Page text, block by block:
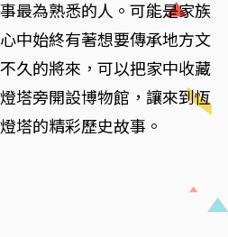
最為熟悉的人。可能是家族
中始終有著想要傳承地方文
久的將來，可以把家中收藏
塔旁開設博物館，讓來到恆
塔的精彩歷史故事。